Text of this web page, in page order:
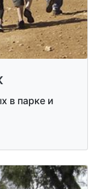
в парке и